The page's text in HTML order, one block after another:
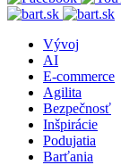
Vývoj
AI
E-commerce
Agilita
Bezpečnosť
Inšpirácie
Podujatia
Barťania